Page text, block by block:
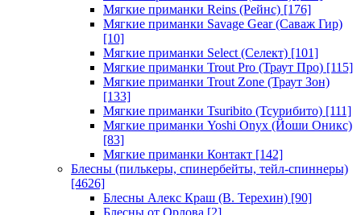
Мягкие приманки Reins (Рейнс) [176]
Мягкие приманки Savage Gear (Саваж Гир)
[10]
Мягкие приманки Select (Селект) [101]
Мягкие приманки Trout Pro (Траут Про) [115]
Мягкие приманки Trout Zone (Траут Зон)
[133]
Мягкие приманки Tsuribito (Тсурибито) [111]
Мягкие приманки Yoshi Onyx (Йоши Оникс)
[83]
Мягкие приманки Контакт [142]
Блесны (пилькеры, спинербейты, тейл-спиннеры)
[4626]
Блесны Алекс Краш (В. Терехин) [90]